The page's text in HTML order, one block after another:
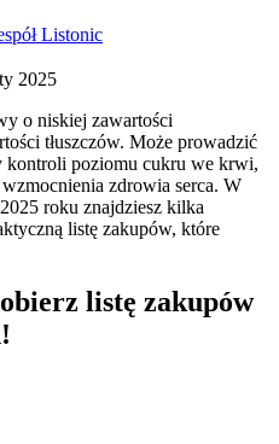
Listonic
2025
o niskiej zawartości
tłuszczów. Może prowadzić
kontroli poziomu cukru we krwi,
zdrowia serca. W
roku znajdziesz kilka
listę zakupów, które
listę zakupów